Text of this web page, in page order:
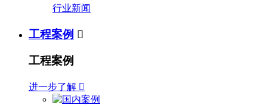
行业新闻
工程案例 
工程案例
进一步了解 